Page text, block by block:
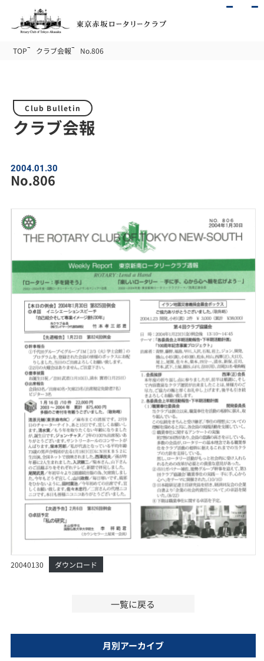
TOP クラブ会報 No.806
Club Bulletin
クラブ会報
2004.01.30
No.806
20040130 ダウンロード
一覧に戻る
月別アーカイブ